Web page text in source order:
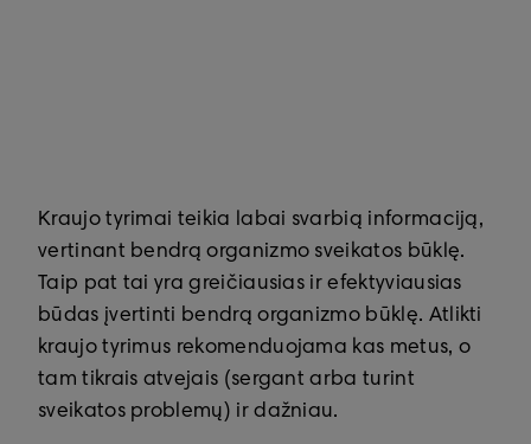
Kraujo tyrimai teikia labai svarbią informaciją,
vertinant bendrą organizmo sveikatos būklę.
Taip pat tai yra greičiausias ir efektyviausias
būdas įvertinti bendrą organizmo būklę. Atlikti
kraujo tyrimus rekomenduojama kas metus, o
tam tikrais atvejais (sergant arba turint
sveikatos problemų) ir dažniau.